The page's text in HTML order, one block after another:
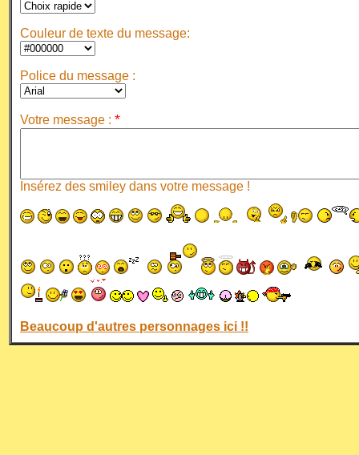
Couleur de texte du message:
Police du message :
Votre message : *
Insérez des smiley dans votre message !
Beaucoup d'autres personnages ici !!